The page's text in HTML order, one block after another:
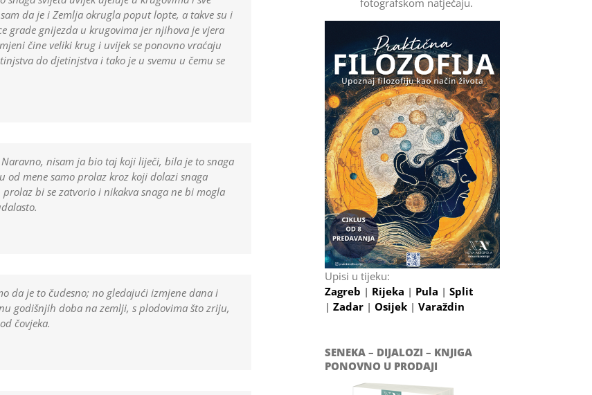
da je i Zemlja okrugla poput lopte, a takve su i
grade gnijezda u krugovima jer njihova je vjera
čine veliki krug i uvijek se ponovno vraćaju
do djetinjstva i tako je u svemu u čemu se
nisam ja bio taj koji liječi, bila je to snaga
od mene samo prolaz kroz koji dolazi snaga
bi se zatvorio i nikakva snaga ne bi mogla
da je to čudesno; no gledajući izmjene dana i
godišnjih doba na zemlji, s plodovima što zriju,
čovjeka.
fotografskom natječaju.
Upisi u tijeku:
Zagreb | Rijeka | Pula | Split
| Zadar | Osijek | Varaždin
SENEKA – DIJALOZI – KNJIGA
PONOVNO U PRODAJI